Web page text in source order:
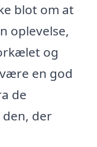
blot om at
oplevelse,
og
en god
de
der